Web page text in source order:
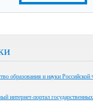
образования и науки Российской
интернет-портал